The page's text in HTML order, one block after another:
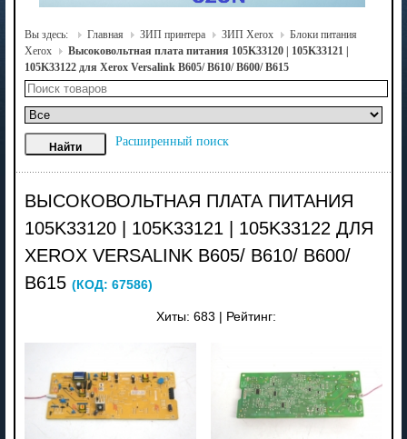
Вы здесь: Главная ЗИП принтера ЗИП Xerox
Блоки питания
Xerox
Высоковольтная плата питания 105K33120 | 105K33121 |
105K33122 для Xerox Versalink B605/ B610/ B600/ B615
Расширенный поиск
ВЫСОКОВОЛЬТНАЯ ПЛАТА ПИТАНИЯ
105K33120 | 105K33121 | 105K33122 ДЛЯ
XEROX VERSALINK B605/ B610/ B600/
B615 (КОД: 67586)
Хиты: 683 Рейтинг: